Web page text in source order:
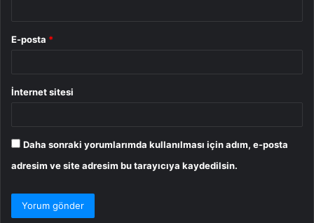
E-posta *
İnternet sitesi
Daha sonraki yorumlarımda kullanılması için adım, e-posta
adresim ve site adresim bu tarayıcıya kaydedilsin.